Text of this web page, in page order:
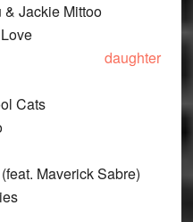
& Jackie Mittoo
Cats
Maverick Sabre)